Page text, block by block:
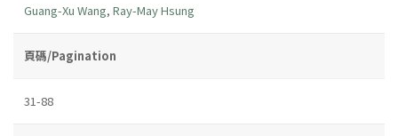
Guang-Xu Wang, Ray-May Hsung
頁碼/Pagination
31-88